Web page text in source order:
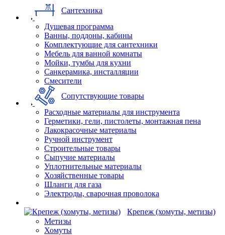
Сантехника
Душевая программа
Ванны, поддоны, кабины
Комплектующие для сантехники
Мебель для ванной комнаты
Мойки, тумбы для кухни
Санкерамика, инсталляции
Смесители
Сопутствующие товары
Расходные материалы для инструмента
Герметики, гели, пистолеты, монтажная пена
Лакокрасочные материалы
Ручной инструмент
Строительные товары
Сыпучие материалы
Уплотнительные материалы
Хозяйственные товары
Шланги для газа
Электроды, сварочная проволока
Крепеж (хомуты, метизы)
Метизы
Хомуты